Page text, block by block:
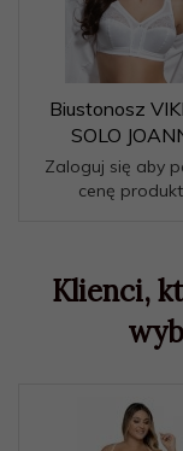
Biustonosz
SOLO
Zaloguj się aby
cenę
Klienci,